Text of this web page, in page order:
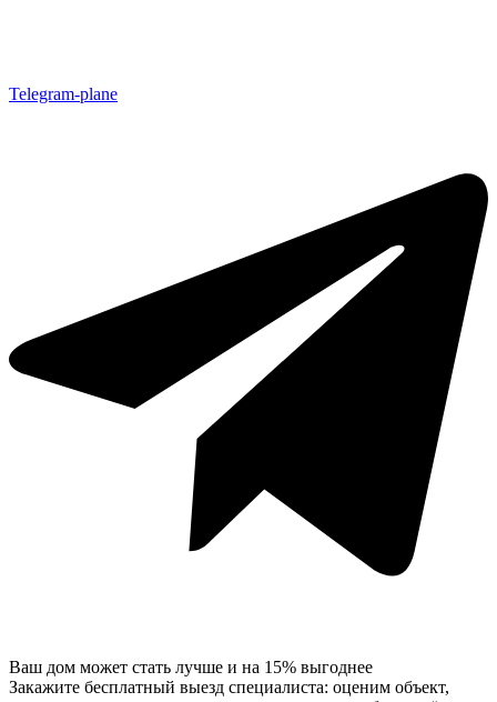
Telegram-plane
Ваш дом может стать лучше и на 15% выгоднее
Закажите бесплатный выезд специалиста: оценим объект,